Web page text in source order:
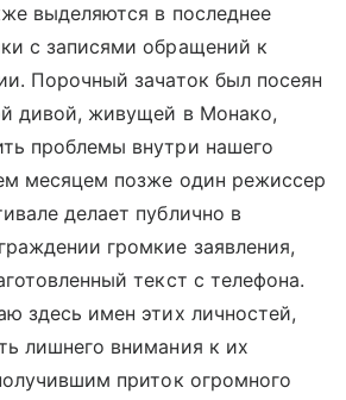
выделяются в последнее
с записями обращений к
Порочный зачаток был посеян
дивой, живущей в Монако,
проблемы внутри нашего
месяцем позже один режиссер
делает публично в
громкие заявления,
текст с телефона.
здесь имен этих личностей,
лишнего внимания к их
приток огромного